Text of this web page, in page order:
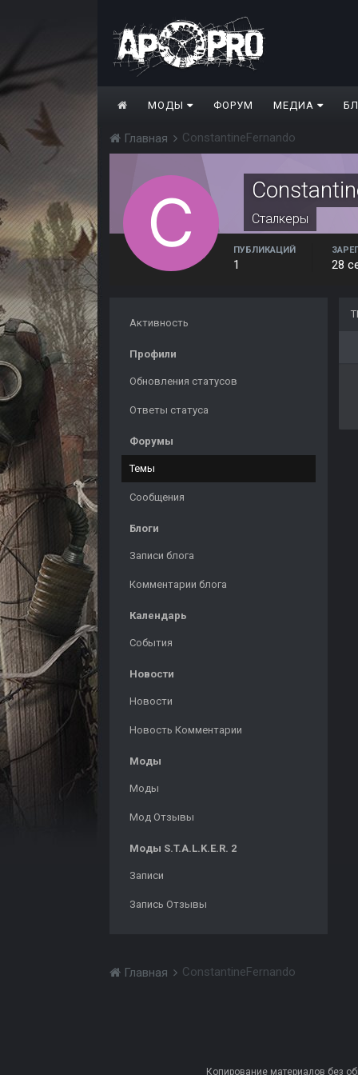
МОДЫ ФОРУМ МЕДИА
Главная ConstantineFernando
Сталкеры
ПУБЛИКАЦИЙ
1 28
Активность
Профили
Обновления статусов
Ответы статуса
Форумы
Темы
Сообщения
Блоги
Записи блога
Комментарии блога
Календарь
События
Новости
Новости
Новость Комментарии
Моды
Моды
Мод Отзывы
Моды S.T.A.L.K.E.R. 2
Записи
Запись Отзывы
Главная ConstantineFernando
Копирование материалов без